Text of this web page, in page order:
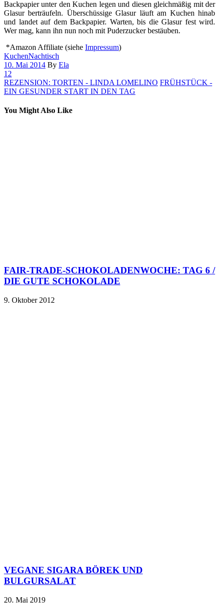
Backpapier unter den Kuchen legen und diesen gleichmäßig mit der
Glasur berträufeln. Überschüssige Glasur läuft am Kuchen hinab
und landet auf dem Backpapier. Warten, bis die Glasur fest wird.
Wer mag, kann ihn nun noch mit Puderzucker bestäuben.
*Amazon Affiliate (siehe Impressum)
KuchenNachtisch
10. Mai 2014 By Ela
12
REZENSION: TORTEN - LINDA LOMELINO FRÜHSTÜCK -
EIN GESUNDER START IN DEN TAG
You Might Also Like
FAIR-TRADE-SCHOKOLADENWOCHE: TAG 6 /
DIE GUTE SCHOKOLADE
9. Oktober 2012
VEGANE SIGARA BÖREK UND
BULGURSALAT
20. Mai 2019